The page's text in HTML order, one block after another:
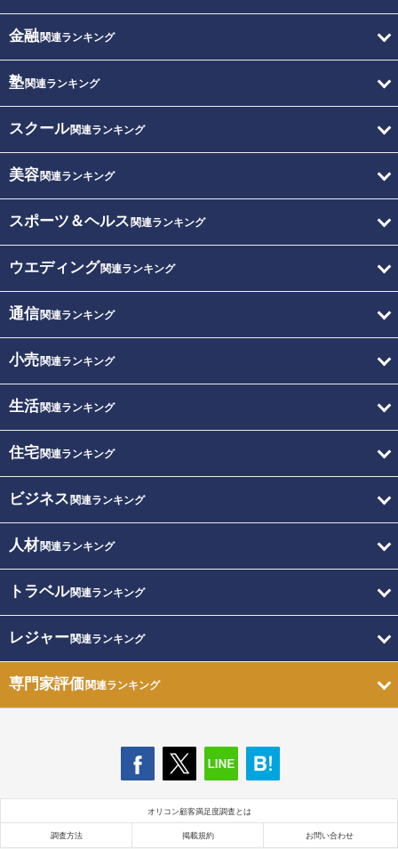
金融関連ランキング
塾関連ランキング
スクール関連ランキング
美容関連ランキング
スポーツ＆ヘルス 関連ランキング
ウエディング関連ランキング
通信関連ランキング
小売関連ランキング
生活関連ランキング
住宅関連ランキング
ビジネス 関連ランキング
人材関連ランキング
トラベル関連ランキング
レジャー関連ランキング
専門家評価関連ランキング
オリコン顧客満足度調査とは
調査方法 掲載規約 お問い合わせ